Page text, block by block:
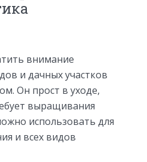
внимание
и дачных участков
Он прост в уходе,
выращивания
использовать для
и всех видов